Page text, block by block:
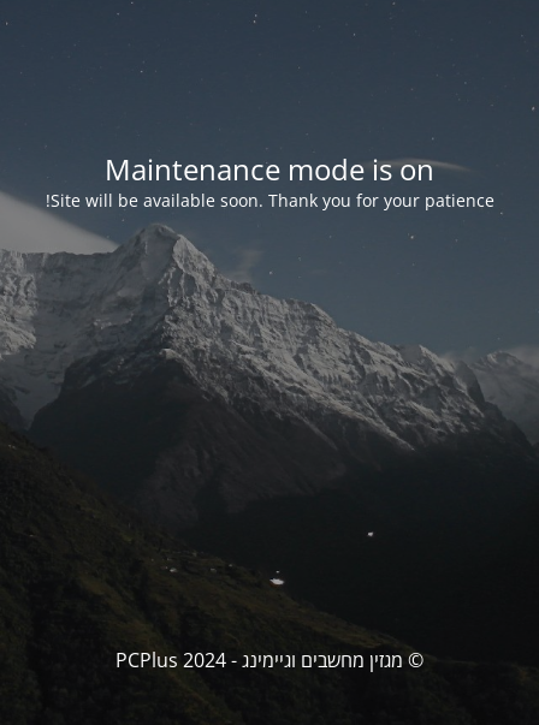
Maintenance mode is on
Site will be available soon. Thank you for your patience!
© מגזין מחשבים וגיימינג - PCPlus 2024